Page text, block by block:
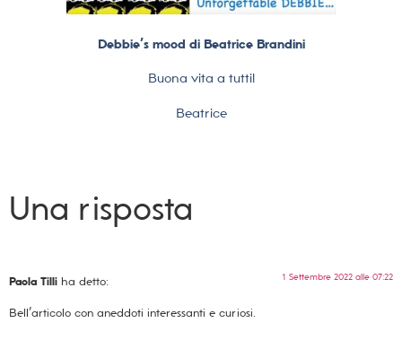
Debbie’s mood di Beatrice Brandini
Buona vita a tutti!
Beatrice
Una risposta
Paola Tilli ha detto: 1 Settembre 2022 alle 07:22
Bell’articolo con aneddoti interessanti e curiosi.